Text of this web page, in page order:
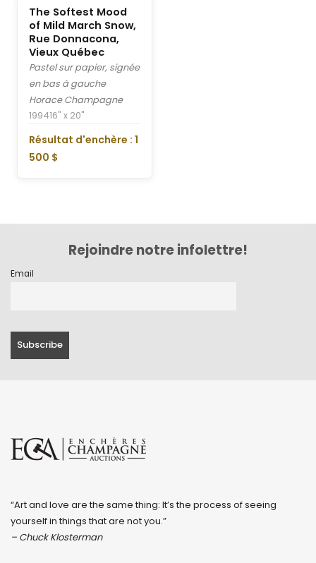
The Softest Mood
of Mild March Snow,
Rue Donnacona,
Vieux Québec
Pastel sur papier, signée
en bas à gauche
Horace Champagne
199416" x 20"
Résultat d'enchère : 1
500 $
Rejoindre notre infolettre!
Email
“Art and love are the same thing: It’s the process of seeing
yourself in things that are not you.”
– Chuck Klosterman